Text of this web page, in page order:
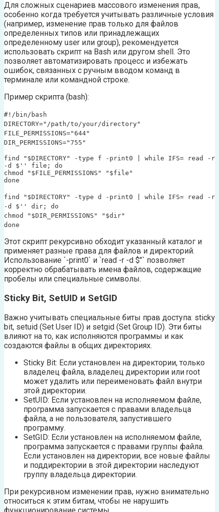
Для сложных сценариев массового изменения прав,
особенно когда требуется учитывать различные условия
(например, изменение прав только для файлов
определенных типов или принадлежащих
определенному user или group), рекомендуется
использовать скрипт на Bash или другом shell. Это
позволяет автоматизировать процесс и избежать
ошибок, связанных с ручным вводом команд в
терминале или командной строке.
Пример скрипта (bash):
#!/bin/bash
DIRECTORY="/path/to/your/directory"
FILE_PERMISSIONS="644"
DIR_PERMISSIONS="755"
find "$DIRECTORY" -type f -print0 | while IFS= read -r
-d $'' file; do
chmod "$FILE_PERMISSIONS" "$file"
done
find "$DIRECTORY" -type d -print0 | while IFS= read -r
-d $'' dir; do
chmod "$DIR_PERMISSIONS" "$dir"
done
Этот скрипт рекурсивно обходит указанный каталог и
применяет разные права для файлов и директорий.
Использование `-print0` и `read -r -d $’’` позволяет
корректно обрабатывать имена файлов, содержащие
пробелы или специальные символы.
Sticky Bit, SetUID и SetGID
Важно учитывать специальные биты прав доступа: sticky
bit, setuid (Set User ID) и setgid (Set Group ID). Эти биты
влияют на то, как исполняются программы и как
создаются файлы в общих директориях.
Sticky Bit: Если установлен на директории, только
владелец файла, владелец директории или root
может удалить или переименовать файл внутри
этой директории.
SetUID: Если установлен на исполняемом файле,
программа запускается с правами владельца
файла, а не пользователя, запустившего
программу.
SetGID: Если установлен на исполняемом файле,
программа запускается с правами группы файла.
Если установлен на директории, все новые файлы
и поддиректории в этой директории наследуют
группу владельца директории.
При рекурсивном изменении прав, нужно внимательно
относиться к этим битам, чтобы не нарушить
функционирование системы.